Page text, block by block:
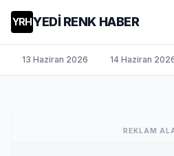
YRHYEDİ RENK HABER
13 Haziran 2026 14 Haziran
REKLAM